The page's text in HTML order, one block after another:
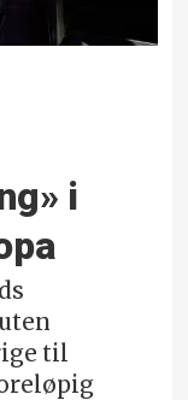
i
til